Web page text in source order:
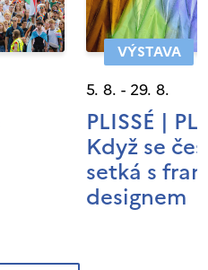
VÝSTAVA
5. 8. - 29. 8.
PLISSÉ |
Když se
setká s
designem